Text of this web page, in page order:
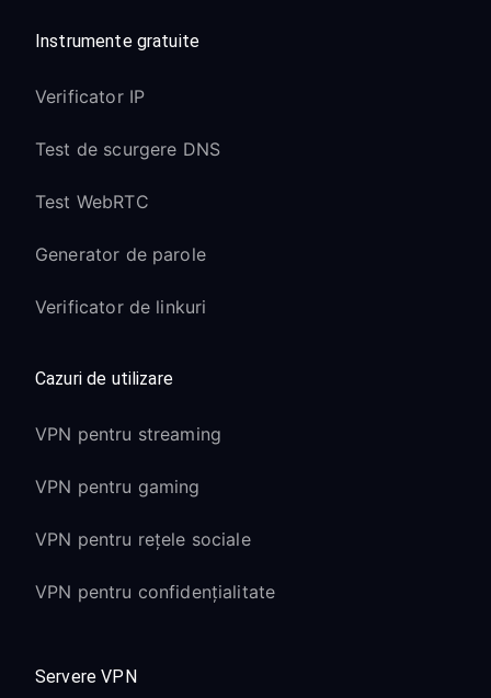
Instrumente gratuite
Verificator IP
Test de scurgere DNS
Test WebRTC
Generator de parole
Verificator de linkuri
Cazuri de utilizare
VPN pentru streaming
VPN pentru gaming
VPN pentru rețele sociale
VPN pentru confidențialitate
Servere VPN